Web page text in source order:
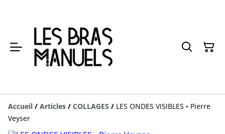
Accueil / Articles / COLLAGES / LES ONDES VISIBLES • Pierre
Veyser